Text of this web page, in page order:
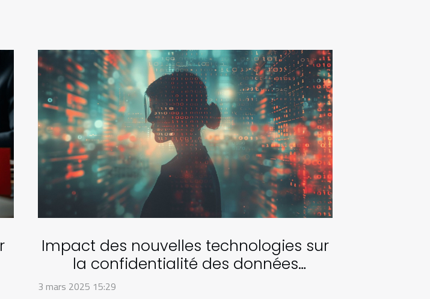
Impact des nouvelles technologies sur
la confidentialité des données
3 mars 2025 15:29